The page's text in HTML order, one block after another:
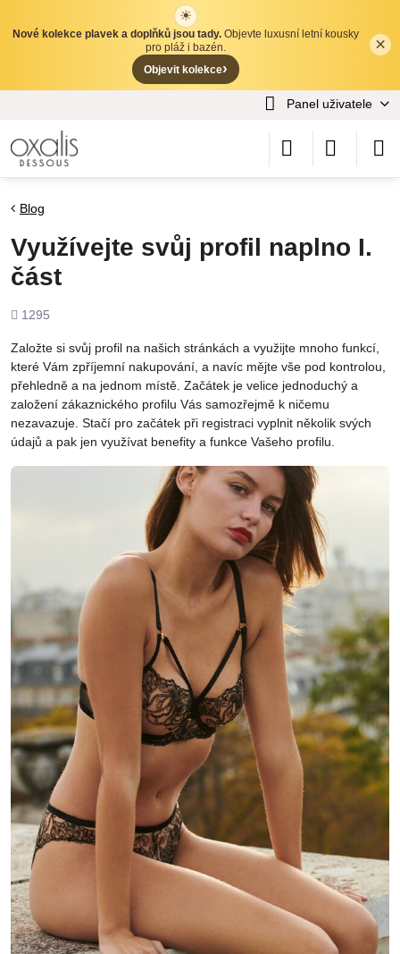
✕
×
☀
Nové kolekce plavek a doplňků jsou tady. Objevte luxusní letní kousky
pro pláž i bazén.
Objevit kolekce›
Panel uživatele
Blog
Využívejte svůj profil naplno I.
část
Počet
1295
Založte si svůj profil na našich stránkách a využijte mnoho funkcí,
které Vám zpříjemní nakupování, a navíc mějte vše pod kontrolou,
přehledně a na jednom místě. Začátek je velice jednoduchý a
založení zákaznického profilu Vás samozřejmě k ničemu
nezavazuje. Stačí pro začátek při registraci vyplnit několik svých
údajů a pak jen využívat benefity a funkce Vašeho profilu.